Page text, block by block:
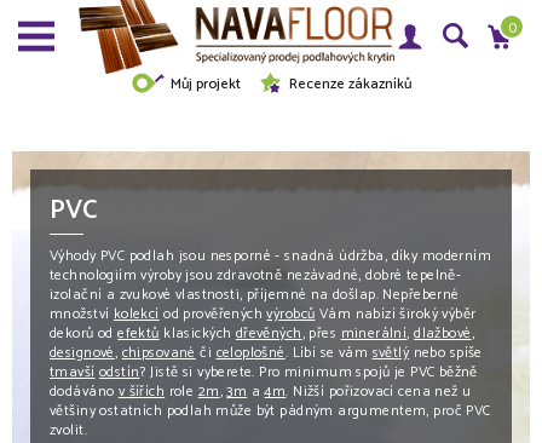
Můj projekt Recenze zákazníků
0
PVC
Výhody PVC podlah jsou nesporné - snadná údržba, díky moderním
technologiím výroby jsou zdravotně nezávadné, dobré tepelně-
izolační a zvukové vlastnosti, příjemné na došlap. Nepřeberné
množstvíkolekcíod prověřenýchvýrobcůVám nabízí široký výběr
dekorů odefektůklasickýchdřevěných, přesminerální,dlažbové,
designové,chipsovanéčiceloplošné. Líbí se vámsvětlýnebo spíše
tmavšíodstín? Jistě si vyberete. Pro minimum spojů je PVC běžně
dodávánov šíříchrole2m,3ma4m. Nižší pořizovací cena než u
většiny ostatních podlah může být pádným argumentem, proč PVC
zvolit.